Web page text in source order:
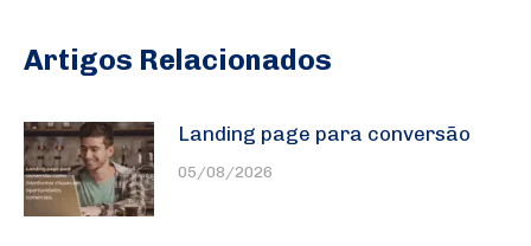
Artigos Relacionados
Landing page para conversão
05/08/2026